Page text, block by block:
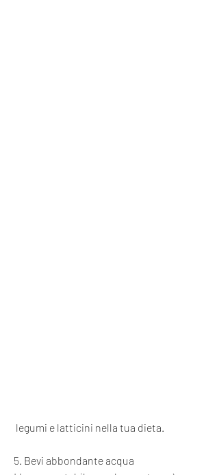
legumi e latticini nella tua dieta.
5. Bevi abbondante acqua